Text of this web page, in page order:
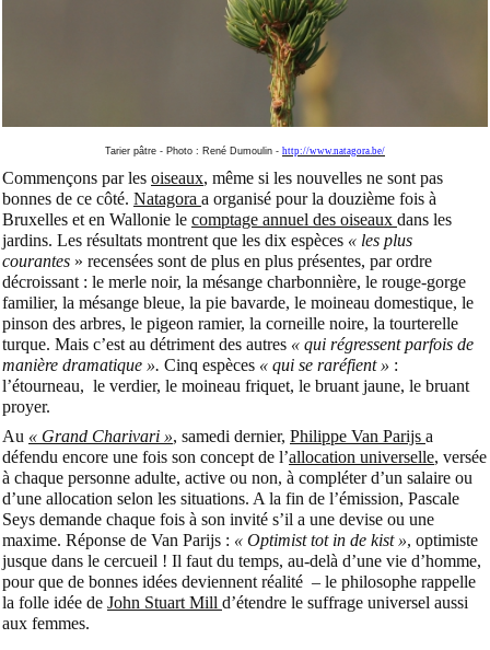
Tarier pâtre - Photo : René Dumoulin - http://www.natagora.be/
Commençons par les oiseaux, même si les nouvelles ne sont pas
bonnes de ce côté. Natagora a organisé pour la douzième fois à
Bruxelles et en Wallonie le comptage annuel des oiseaux dans les
jardins. Les résultats montrent que les dix espèces « les plus
courantes » recensées sont de plus en plus présentes, par ordre
décroissant : le merle noir, la mésange charbonnière, le rouge-gorge
familier, la mésange bleue, la pie bavarde, le moineau domestique, le
pinson des arbres, le pigeon ramier, la corneille noire, la tourterelle
turque. Mais c’est au détriment des autres « qui régressent parfois de
manière dramatique ». Cinq espèces « qui se raréfient » :
l’étourneau, le verdier, le moineau friquet, le bruant jaune, le bruant
proyer.
Au « Grand Charivari », samedi dernier, Philippe Van Parijs a
défendu encore une fois son concept de l’allocation universelle, versée
à chaque personne adulte, active ou non, à compléter d’un salaire ou
d’une allocation selon les situations. A la fin de l’émission, Pascale
Seys demande chaque fois à son invité s’il a une devise ou une
maxime. Réponse de Van Parijs : « Optimist tot in de kist », optimiste
jusque dans le cercueil ! Il faut du temps, au-delà d’une vie d’homme,
pour que de bonnes idées deviennent réalité – le philosophe rappelle
la folle idée de John Stuart Mill d’étendre le suffrage universel aussi
aux femmes.